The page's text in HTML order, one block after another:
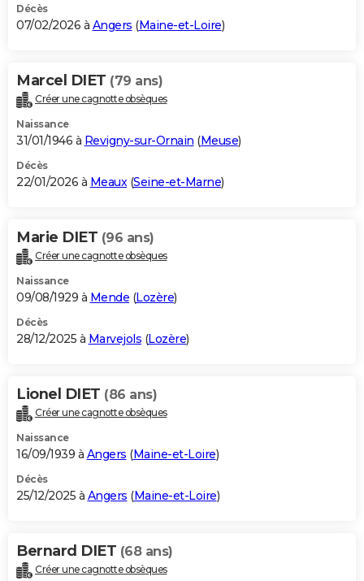
Décès
07/02/2026 à Angers (Maine-et-Loire)
Marcel DIET (79 ans)
Créer une cagnotte obsèques
Naissance
31/01/1946 à Revigny-sur-Ornain (Meuse)
Décès
22/01/2026 à Meaux(Seine-et-Marne)
Marie DIET (96 ans)
Créer une cagnotte obsèques
Naissance
09/08/1929 à Mende (Lozère)
Décès
28/12/2025 à Marvejols (Lozère)
Lionel DIET (86 ans)
Créer une cagnotte obsèques
Naissance
16/09/1939 à Angers (Maine-et-Loire)
Décès
25/12/2025 à Angers (Maine-et-Loire)
Bernard DIET (68 ans)
Créer une cagnotte obsèques